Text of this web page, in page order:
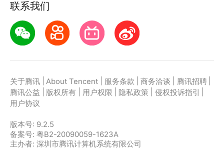
联系我们
关于腾讯 About Tencent 服务条款 商务洽谈 腾讯招聘
腾讯公益
版权所有 用户权限 隐私政策 侵权投诉指引
用户协议
版本号: 9.2.5
备案号: 粤B2-20090059-1623A
主办者: 深圳市腾讯计算机系统有限公司